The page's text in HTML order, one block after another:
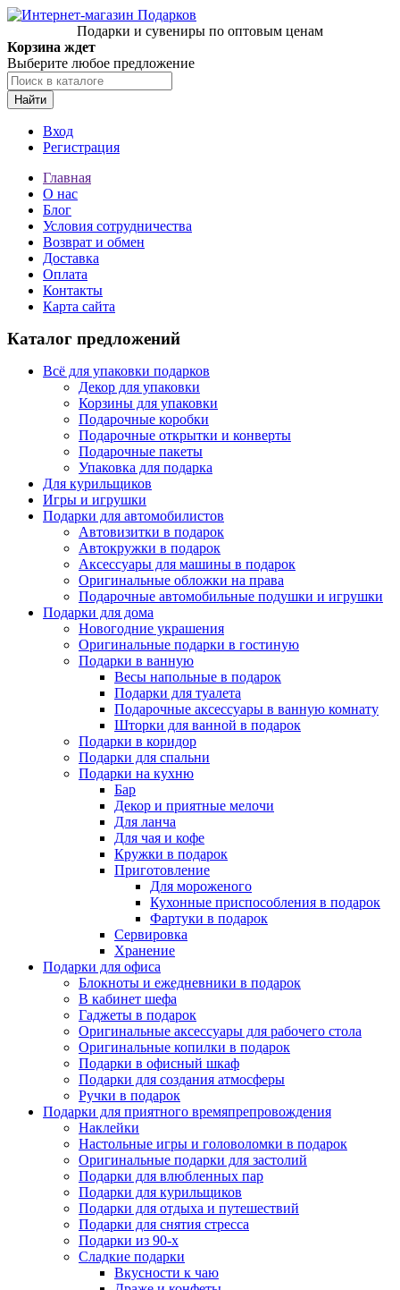
Подарки и сувениры по оптовым ценам
Корзина ждет
Выберите любое предложение
Найти
Вход
Регистрация
Главная
О нас
Блог
Условия сотрудничества
Возврат и обмен
Доставка
Оплата
Контакты
Карта сайта
Каталог предложений
Всё для упаковки подарков
Декор для упаковки
Корзины для упаковки
Подарочные коробки
Подарочные открытки и конверты
Подарочные пакеты
Упаковка для подарка
Для курильщиков
Игры и игрушки
Подарки для автомобилистов
Автовизитки в подарок
Автокружки в подарок
Аксессуары для машины в подарок
Оригинальные обложки на права
Подарочные автомобильные подушки и игрушки
Подарки для дома
Новогодние украшения
Оригинальные подарки в гостиную
Подарки в ванную
Весы напольные в подарок
Подарки для туалета
Подарочные аксессуары в ванную комнату
Шторки для ванной в подарок
Подарки в коридор
Подарки для спальни
Подарки на кухню
Бар
Декор и приятные мелочи
Для ланча
Для чая и кофе
Кружки в подарок
Приготовление
Для мороженого
Кухонные приспособления в подарок
Фартуки в подарок
Сервировка
Хранение
Подарки для офиса
Блокноты и ежедневники в подарок
В кабинет шефа
Гаджеты в подарок
Оригинальные аксессуары для рабочего стола
Оригинальные копилки в подарок
Подарки в офисный шкаф
Подарки для создания атмосферы
Ручки в подарок
Подарки для приятного времяпрепровождения
Наклейки
Настольные игры и головоломки в подарок
Оригинальные подарки для застолий
Подарки для влюбленных пар
Подарки для курильщиков
Подарки для отдыха и путешествий
Подарки для снятия стресса
Подарки из 90-х
Сладкие подарки
Вкусности к чаю